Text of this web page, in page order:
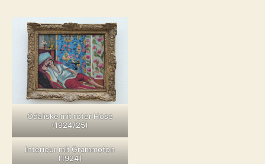
Odaliske mit roter Hose
(1924/25)
Interieur mit Grammofon
(1924)